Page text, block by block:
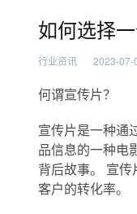
如何选择
行业资讯 2023-07-
何谓宣传片？
宣传片是一种通
品信息的一种电
背后故事。 宣
客户的转化率。